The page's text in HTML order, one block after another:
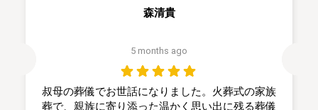
森清貴
5 months ago
叔母の葬儀でお世話になりました。火葬式の家族
葬で、親族に寄り添った温かく思い出に残る葬儀